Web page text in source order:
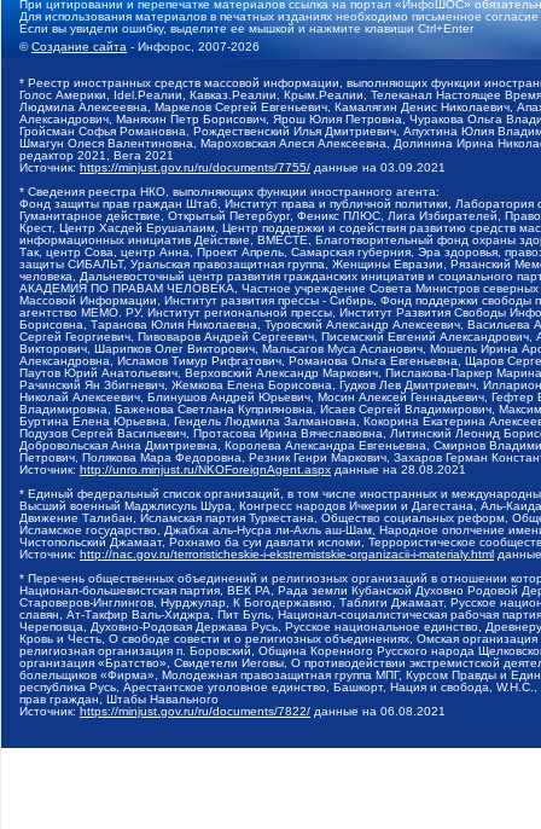
При цитировании и перепечатке материалов ссылка на портал «ИнфоШОС»
Для использования материалов в печатных изданиях необходимо письменное
Если вы увидели ошибку, выделите ее мышкой и нажмите клавиши Ctrl+Enter
©Создание сайта - Инфорос, 2007-2026
* Реестр иностранных средств массовой информации, выполняющих функции
Голос Америки, Idel.Реалии, Кавказ.Реалии, Крым.Реалии, Телеканал Настоящее
Людмила Алексеевна, Маркелов Сергей Евгеньевич, Камалягин Денис Николаевич,
Александрович, Маняхин Петр Борисович, Ярош Юлия Петровна, Чуракова Ольга
Гройсман Софья Романовна, Рождественский Илья Дмитриевич, Апухтина Юлия
Шмагун Олеся Валентиновна, Мароховская Алеся Алексеевна, Долинина Ирина
редактор 2021, Вега 2021
Источник: https://minjust.gov.ru/ru/documents/7755/ данные на 03.09.2021
* Сведения реестра НКО, выполняющих функции иностранного агента:
Фонд защиты прав граждан Штаб, Институт права и публичной политики,
Гуманитарное действие, Открытый Петербург, Феникс ПЛЮС, Лига Избирателей,
Крест, Центр Хасдей Ерушалаим, Центр поддержки и содействия развитию средств
информационных инициатив Действие, ВМЕСТЕ, Благотворительный фонд охраны
Так, центр Сова, центр Анна, Проект Апрель, Самарская губерния, Эра здоровья,
защиты СИБАЛЬТ, Уральская правозащитная группа, Женщины Евразии, Рязанский
человека, Дальневосточный центр развития гражданских инициатив и социального
АКАДЕМИЯ ПО ПРАВАМ ЧЕЛОВЕКА, Частное учреждение Совета Министров северных
Массовой Информации, Институт развития прессы - Сибирь, Фонд поддержки
агентство МЕМО. РУ, Институт региональной прессы, Институт Развития Свободы
Борисовна, Таранова Юлия Николаевна, Туровский Александр Алексеевич,
Сергей Георгиевич, Пивоваров Андрей Сергеевич, Писемский Евгений
Викторович, Шарипков Олег Викторович, Мальсагов Муса Асланович, Мошель Ирина
Александровна, Исламов Тимур Рифгатович, Романова Ольга Евгеньевна, Щаров
Паутов Юрий Анатольевич, Верховский Александр Маркович, Пислакова-Паркер
Рачинский Ян Збигневич, Жемкова Елена Борисовна, Гудков Лев Дмитриевич,
Николай Алексеевич, Блинушов Андрей Юрьевич, Мосин Алексей Геннадьевич,
Владимировна, Баженова Светлана Куприяновна, Исаев Сергей Владимирович,
Буртина Елена Юрьевна, Гендель Людмила Залмановна, Кокорина Екатерина
Подузов Сергей Васильевич, Протасова Ирина Вячеславовна, Литинский Леонид
Добровольская Анна Дмитриевна, Королева Александра Евгеньевна, Смирнов
Петрович, Полякова Мара Федоровна, Резник Генри Маркович, Захаров Герман
Источник: http://unro.minjust.ru/NKOForeignAgent.aspx данные на 28.08.2021
* Единый федеральный список организаций, в том числе иностранных и
Высший военный Маджлисуль Шура, Конгресс народов Ичкерии и Дагестана, Аль-
Движение Талибан, Исламская партия Туркестана, Общество социальных реформ,
Исламское государство, Джабха аль-Нусра ли-Ахль аш-Шам, Народное ополчение
Чистопольский Джамаат, Рохнамо ба суи давлати исломи, Террористическое
Источник: http://nac.gov.ru/terroristicheskie-i-ekstremistskie-organizacii-i-materialy.html
* Перечень общественных объединений и религиозных организаций в отношении
Национал-большевистская партия, ВЕК РА, Рада земли Кубанской Духовно Родовой
Староверов-Инглингов, Нурджулар, К Богодержавию, Таблиги Джамаат, Русское
славян, Ат-Такфир Валь-Хиджра, Пит Буль, Национал-социалистическая рабочая
Череповца, Духовно-Родовая Держава Русь, Русское национальное единство,
Кровь и Честь, О свободе совести и о религиозных объединениях, Омская
религиозная организация п. Боровский, Община Коренного Русского народа
организация «Братство», Свидетели Иеговы, О противодействии экстремистской
болельщиков «Фирма», Молодежная правозащитная группа МПГ, Курсом Правды и
республика Русь, Арестантское уголовное единство, Башкорт, Нация и свобода,
прав граждан, Штабы Навального
Источник: https://minjust.gov.ru/ru/documents/7822/ данные на 06.08.2021